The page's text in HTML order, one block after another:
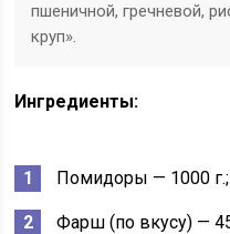
пшеничной, гречневой,
круп».
Ингредиенты:
Помидоры — 1000 г.;
Фарш (по вкусу) —